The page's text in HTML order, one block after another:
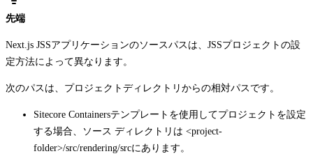
先端
Next.js JSSアプリケーションのソースパスは、JSSプロジェクトの設
定方法によって異なります。
次のパスは、プロジェクトディレクトリからの相対パスです。
Sitecore Containersテンプレートを使用してプロジェクトを設定
する場合、ソース ディレクトリは <project-
folder>/src/rendering/srcにあります。